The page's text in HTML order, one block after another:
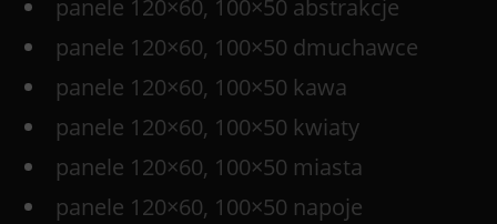
panele 120×60, 100×50 abstrakcje
panele 120×60, 100×50 dmuchawce
panele 120×60, 100×50 kawa
panele 120×60, 100×50 kwiaty
panele 120×60, 100×50 miasta
panele 120×60, 100×50 napoje